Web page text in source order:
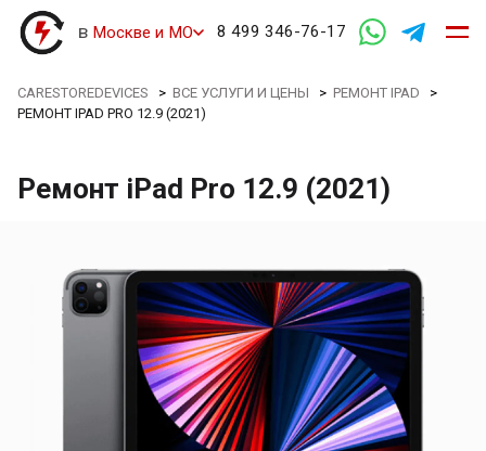
в Москве и МО 8 499 346-76-17
CARESTOREDEVICES >ВСЕ УСЛУГИ И ЦЕНЫ >РЕМОНТ IPAD >
РЕМОНТ IPAD PRO 12.9 (2021)
Ремонт iPad Pro 12.9 (2021)